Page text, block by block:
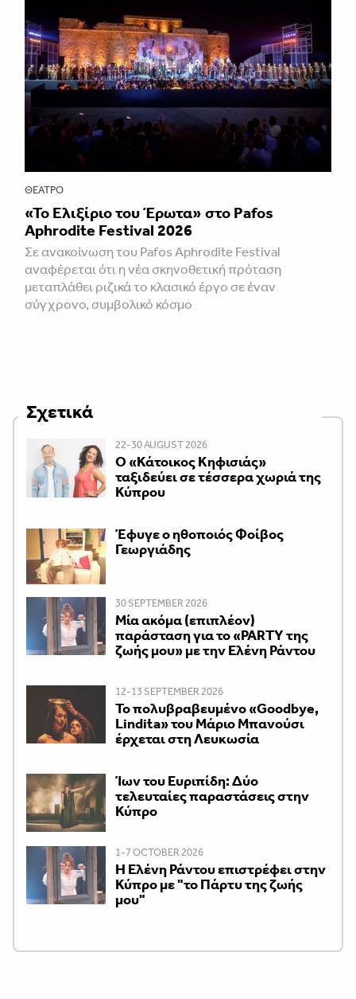
ΘΈΑΤΡΟ
«Το Ελιξίριο του Έρωτα» στο Pafos
Aphrodite Festival 2026
Σε ανακοίνωση του Pafos Aphrodite Festival
αναφέρεται ότι η νέα σκηνοθετική πρόταση
μεταπλάθει ριζικά το κλασικό έργο σε έναν
σύγχρονο, συμβολικό κόσμο
Σχετικά
22-30 AUGUST 2026
Ο «Κάτοικος Κηφισιάς»
ταξιδεύει σε τέσσερα χωριά της
Κύπρου
Έφυγε ο ηθοποιός Φοίβος
Γεωργιάδης
30 SEPTEMBER 2026
Μία ακόμα (επιπλέον)
παράσταση για το «PARTY της
ζωής μου» με την Ελένη Ράντου
12-13 SEPTEMBER 2026
Το πολυβραβευμένο «Goodbye,
Lindita» του Μάριο Μπανούσι
έρχεται στη Λευκωσία
Ίων του Ευριπίδη: Δύο
τελευταίες παραστάσεις στην
Κύπρο
1-7 OCTOBER 2026
H Ελένη Ράντου επιστρέφει στην
Κύπρο με "το Πάρτυ της ζωής
μου"